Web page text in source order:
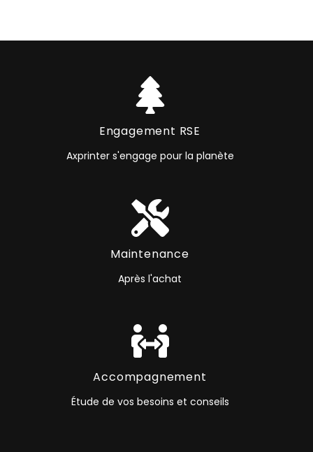
Engagement RSE
Axprinter s'engage pour la planète
Maintenance
Après l'achat
Accompagnement
Étude de vos besoins et conseils